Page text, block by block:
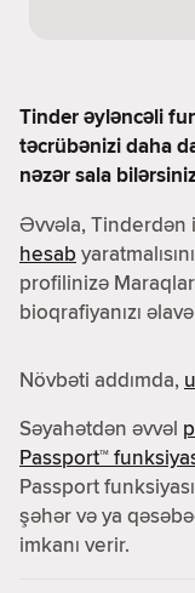
Tinder əyləncəli
təcrübənizi daha
nəzər sala
Əvvəla, Tinderdən
hesab
profilinizə
bioqrafiyanızı
Növbəti addımda,
Səyahətdən əvvəl
Passport™
Passport
şəhər və ya
imkanı verir.